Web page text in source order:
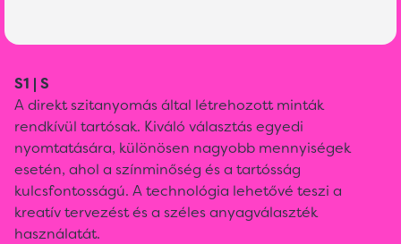
S1 | S
A direkt szitanyomás által létrehozott minták
rendkívül tartósak. Kiváló választás egyedi
nyomtatására, különösen nagyobb mennyiségek
esetén, ahol a színminőség és a tartósság
kulcsfontosságú. A technológia lehetővé teszi a
kreatív tervezést és a széles anyagválaszték
használatát.